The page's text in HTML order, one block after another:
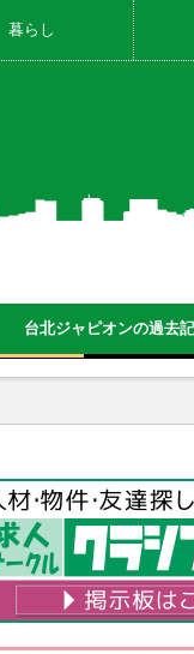
暮らし
台北ジャピオンの過去